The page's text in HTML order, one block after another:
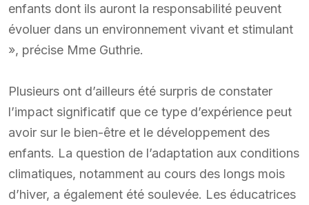
enfants dont ils auront la responsabilité peuvent
évoluer dans un environnement vivant et stimulant
», précise Mme Guthrie.
Plusieurs ont d’ailleurs été surpris de constater
l’impact significatif que ce type d’expérience peut
avoir sur le bien-être et le développement des
enfants. La question de l’adaptation aux conditions
climatiques, notamment au cours des longs mois
d’hiver, a également été soulevée. Les éducatrices